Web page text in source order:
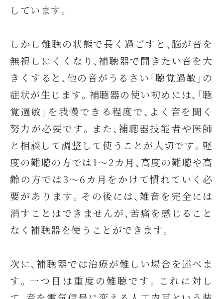
しています。
しかし難聴の状態で長く過ごすと、脳が音を
無視しにくくなり、補聴器で聞きたい音を大
きくすると、他の音がうるさい「聴覚過敏」の
症状が生じます。補聴器の使い初めには、「聴
覚過敏」を我慢できる程度で、よく音を聞く
努力が必要です。また、補聴器技能者や医師
と相談して調整して使うことが大切です。軽
度の難聴の方では1～2カ月、高度の難聴や高
齢の方では3～6カ月をかけて慣れていく必
要があります。その後には、雑音を完全には
消すことはできませんが、苦痛を感じること
なく補聴器を使うことができます。
次に、補聴器では治療が難しい場合を述べま
す。一つ目は重度の難聴です。これに対し